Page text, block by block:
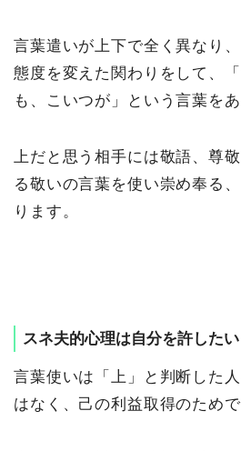
言葉遣いが上下で全く異なり
態度を変えた関わりをして、
も、こいつが」という言葉を
上だと思う相手には敬語、尊
る敬いの言葉を使い崇め奉る
ります。
スネ夫的心理は自分を許したい
言葉使いは「上」と判断した
はなく、己の利益取得のためで